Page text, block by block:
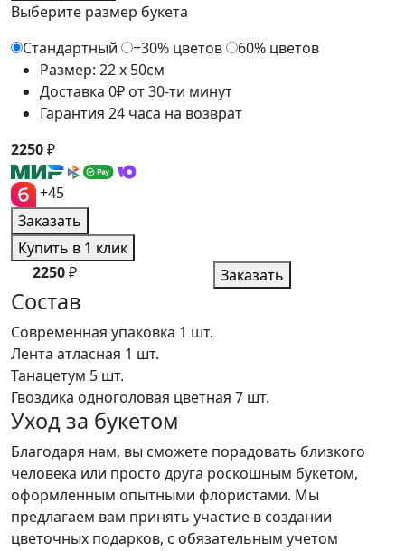
Выберите размер букета
Стандартный
+30% цветов
60% цветов
Размер: 22 x 50см
Доставка 0₽ от 30-ти минут
Гарантия 24 часа на возврат
2250₽
+45
Заказать
Купить в 1 клик
2250₽ Заказать
Состав
Современная упаковка 1 шт.
Лента атласная 1 шт.
Танацетум 5 шт.
Гвоздика одноголовая цветная 7 шт.
Уход за букетом
Благодаря нам, вы сможете порадовать близкого
человека или просто друга роскошным букетом,
оформленным опытными флористами. Мы
предлагаем вам принять участие в создании
цветочных подарков, с обязательным учетом